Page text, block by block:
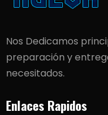
Nos Dedicamos
preparación y
necesitados.
Enlaces Rapidos